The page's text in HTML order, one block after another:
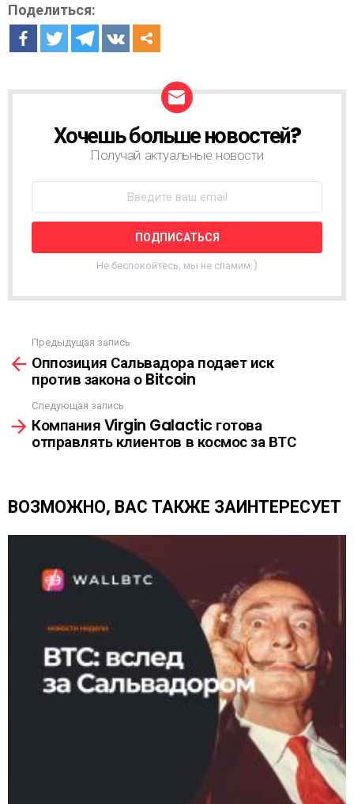
Поделиться:
О
Т
Н
Я
А
С
Ы
Л
К
А
Хочешь больше новостей?
Получай актуальные новости
Не беспокойтесь, мы не спамим;)
м
е
щ
Предыдущая запись
Оппозиция Сальвадора подает иск
против закона о Bitcoin
Следующая запись
Компания Virgin Galactic готова
отправлять клиентов в космос за ВТС
ВОЗМОЖНО, ВАС ТАКЖЕ ЗАИНТЕРЕСУЕТ